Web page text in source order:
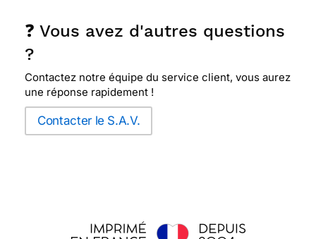
❓ Vous avez d'autres questions
?
Contactez notre équipe du service client, vous aurez
une réponse rapidement !
Contacter le S.A.V.